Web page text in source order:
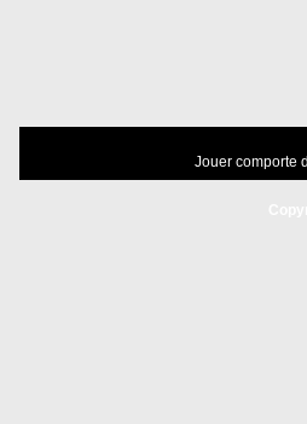
Jouer comporte